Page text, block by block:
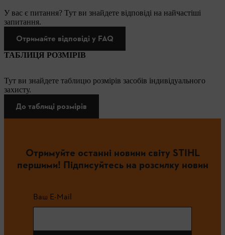
У вас є питання? Тут ви знайдете відповіді на найчастіші
запитання.
Отримайте відповіді у FAQ
ТАБЛИЦЯ РОЗМІРІВ
Тут ви знайдете таблицю розмірів засобів індивідуального
захисту.
До таблиці розмірів
Отримуйте останні новини світу STIHL
першими! Підписуйтесь на розсилку новин
Ваш E-Mail